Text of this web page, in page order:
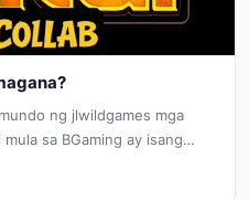
ng jlwildgames mga
sa BGaming ay isang